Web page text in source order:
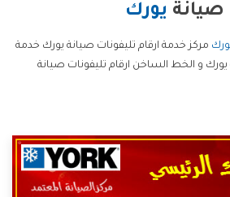
صيانة يورك
مركز خدمة ارقام تليفونات صيانة يورك خدمة
يورك و الخط الساخن ارقام تليفونات صيانة